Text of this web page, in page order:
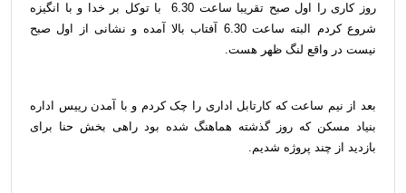
روز کاری را اول صبح تقریبا ساعت 6.30 با توکل بر خدا و با انگیزه
شروع کردم البته ساعت 6.30 آفتاب بالا آمده و نشانی از اول صبح
نیست در واقع لنگ ظهر هست.
بعد از نیم ساعت که کارتابل اداری را چک کردم و با آمدن رییس اداره
بنیاد مسکن که روز گذشته هماهنگ شده بود راهی بخش حنا برای
بازدید از چند پروژه شدیم.